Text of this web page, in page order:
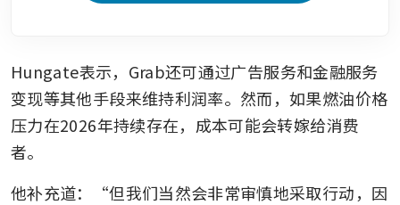
Hungate表示，Grab还可通过广告服务和金融服务
变现等其他手段来维持利润率。然而，如果燃油价格
压力在2026年持续存在，成本可能会转嫁给消费
者。
他补充道：“但我们当然会非常审慎地采取行动，因